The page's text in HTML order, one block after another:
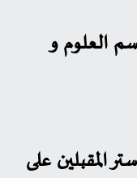
-اعلان-2- قسم العلوم و
المقبلين على